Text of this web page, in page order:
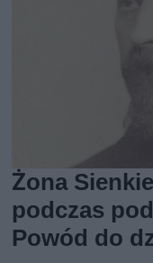
Żona
podczas
Powód do